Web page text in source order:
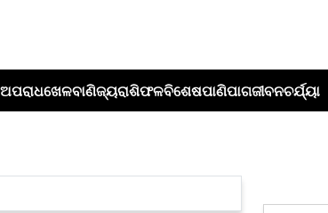
ଅପରାଧଖେଳବାଣିଜ୍ୟରାଶିଫଳବିଶେଷପାଣିପାଗଜୀବନଚର୍ଯ୍ୟା